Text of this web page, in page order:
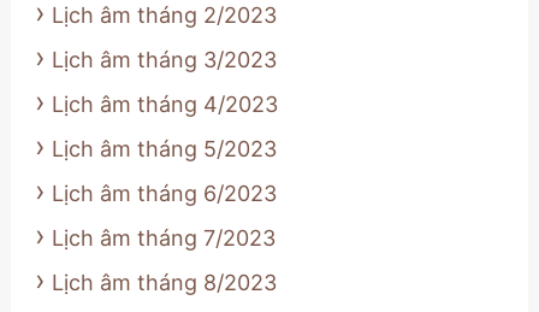
Lịch âm tháng 2/2023
Lịch âm tháng 3/2023
Lịch âm tháng 4/2023
Lịch âm tháng 5/2023
Lịch âm tháng 6/2023
Lịch âm tháng 7/2023
Lịch âm tháng 8/2023